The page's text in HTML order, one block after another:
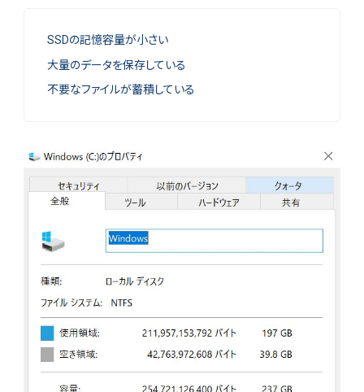
SSDの記憶容量が小さい
大量のデータを保存している
不要なファイルが蓄積している